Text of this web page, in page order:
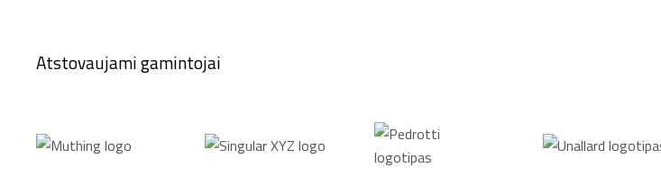
Atstovaujami gamintojai